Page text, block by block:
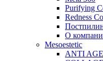
Purifying
Redness
О
Mesoestetic
ANTI AGE